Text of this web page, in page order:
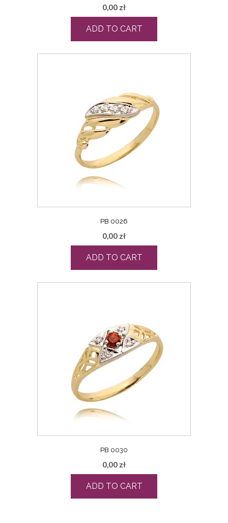
0,00 zł
ADD TO CART
PB 0026
0,00 zł
ADD TO CART
PB 0030
0,00 zł
ADD TO CART